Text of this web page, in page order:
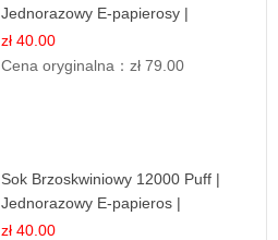
Jednorazowy E-papierosy |
Owocowa Mieszanka
zł 40.00
Cena oryginalna：zł 79.00
Sok Brzoskwiniowy 12000 Puff |
Jednorazowy E-papieros |
Owocowy Smak
zł 40.00